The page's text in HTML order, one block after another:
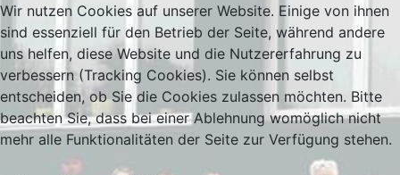
Wir nutzen Cookies auf unserer Website. Einige von ihnen
sind essenziell für den Betrieb der Seite, während andere
uns helfen, diese Website und die Nutzererfahrung zu
verbessern (Tracking Cookies). Sie können selbst
entscheiden, ob Sie die Cookies zulassen möchten. Bitte
beachten Sie, dass bei einer Ablehnung womöglich nicht
mehr alle Funktionalitäten der Seite zur Verfügung stehen.